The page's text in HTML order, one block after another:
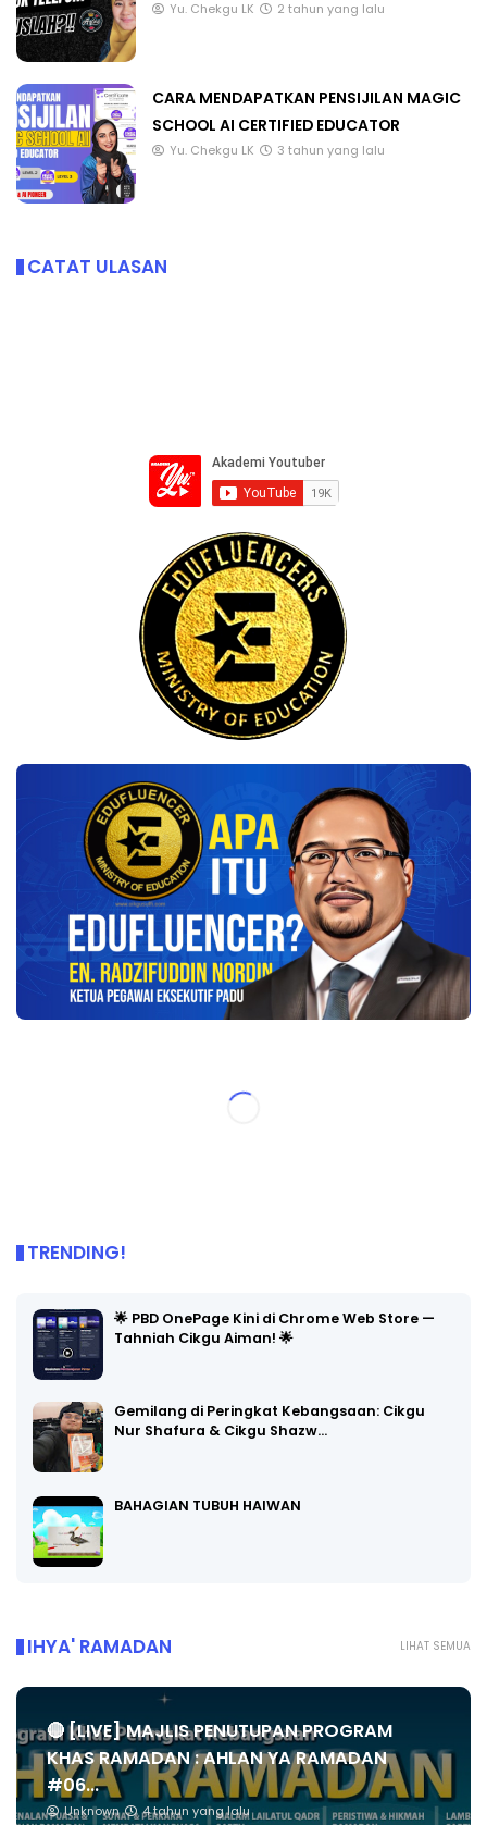
Yu. Chekgu LK 2 tahun yang lalu
CARA MENDAPATKAN PENSIJILAN MAGIC
SCHOOL AI CERTIFIED EDUCATOR
Yu. Chekgu LK 3 tahun yang lalu
CATAT ULASAN
TRENDING!
🌟 PBD OnePage Kini di Chrome Web Store —
Tahniah Cikgu Aiman! 🌟
Gemilang di Peringkat Kebangsaan: Cikgu
Nur Shafura & Cikgu Shazw…
BAHAGIAN TUBUH HAIWAN
LIHAT SEMUA
IHYA' RAMADAN
🔴 [LIVE] MAJLIS PENUTUPAN PROGRAM
KHAS RAMADAN : AHLAN YA RAMADAN
#06...
Unknown 4 tahun yang lalu